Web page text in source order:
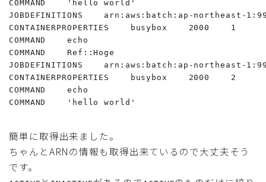
COMMAND    'hello world'
JOBDEFINITIONS    arn:aws:batch:ap-
CONTAINERPROPERTIES    busybox    2000    1
COMMAND    echo
COMMAND    Ref::Hoge
JOBDEFINITIONS    arn:aws:batch:ap-
CONTAINERPROPERTIES    busybox    2000    2
COMMAND    echo
COMMAND    'hello world'
簡単に取得出来ました。
ちゃんとARNの情報も取得出来ているので大丈夫そう
です。